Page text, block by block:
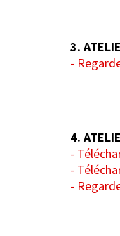
3.
-
4.
-
-
-